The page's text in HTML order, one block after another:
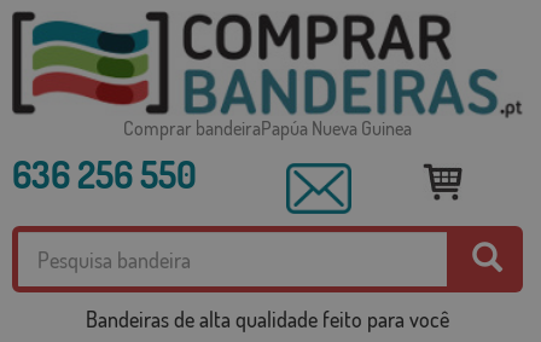
Comprar bandeiraPapúa Nueva Guinea
636 256 550
Bandeiras de alta qualidade feito para você